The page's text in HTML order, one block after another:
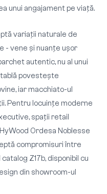
unui angajament pe viață.
variații naturale de
- vene și nuanțe ușor
autentic, nu al unui
povestește
iar macchiato-ul
Pentru locuințe moderne
spații retail
Ordesa Noblesse
compromisuri între
Z17b, disponibil cu
din showroom-ul